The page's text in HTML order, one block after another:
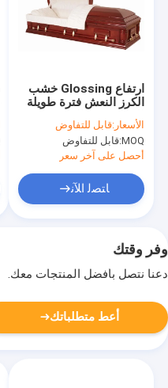
ارتفاع Glossing خشب
الكرز النعش فترة طويلة
للحياة نجمة الحرق
الأسعار:قابل للتفاوض
MOQ: قابل للتفاوض
أحصل على آخر سعر
ﺎﺘﺼﻟ ﺍﻶﻧ
وفر وقتك
دعنا نتصل بأفضل المنتجات معك.
أعط متطلباتك